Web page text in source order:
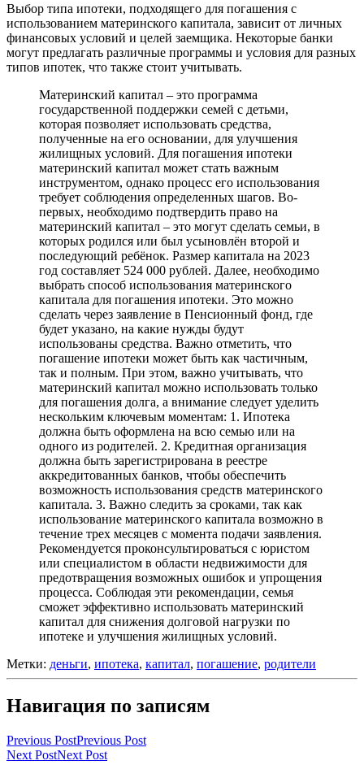
Выбор типа ипотеки, подходящего для погашения с
использованием материнского капитала, зависит от личных
финансовых условий и целей заемщика. Некоторые банки
могут предлагать различные программы и условия для разных
типов ипотек, что также стоит учитывать.
Материнский капитал – это программа
государственной поддержки семей с детьми,
которая позволяет использовать средства,
полученные на его основании, для улучшения
жилищных условий. Для погашения ипотеки
материнский капитал может стать важным
инструментом, однако процесс его использования
требует соблюдения определенных шагов. Во-
первых, необходимо подтвердить право на
материнский капитал – это могут сделать семьи, в
которых родился или был усыновлён второй и
последующий ребёнок. Размер капитала на 2023
год составляет 524 000 рублей. Далее, необходимо
выбрать способ использования материнского
капитала для погашения ипотеки. Это можно
сделать через заявление в Пенсионный фонд, где
будет указано, на какие нужды будут
использованы средства. Важно отметить, что
погашение ипотеки может быть как частичным,
так и полным. При этом, важно учитывать, что
материнский капитал можно использовать только
для погашения долга, а внимание следует уделить
нескольким ключевым моментам: 1. Ипотека
должна быть оформлена на всю семью или на
одного из родителей. 2. Кредитная организация
должна быть зарегистрирована в реестре
аккредитованных банков, чтобы обеспечить
возможность использования средств материнского
капитала. 3. Важно следить за сроками, так как
использование материнского капитала возможно в
течение трех месяцев с момента подачи заявления.
Рекомендуется проконсультироваться с юристом
или специалистом в области недвижимости для
предотвращения возможных ошибок и упрощения
процесса. Соблюдая эти рекомендации, семья
сможет эффективно использовать материнский
капитал для снижения долговой нагрузки по
ипотеке и улучшения жилищных условий.
Метки: деньги, ипотека, капитал, погашение, родители
Навигация по записям
Previous PostPrevious Post
Next PostNext Post